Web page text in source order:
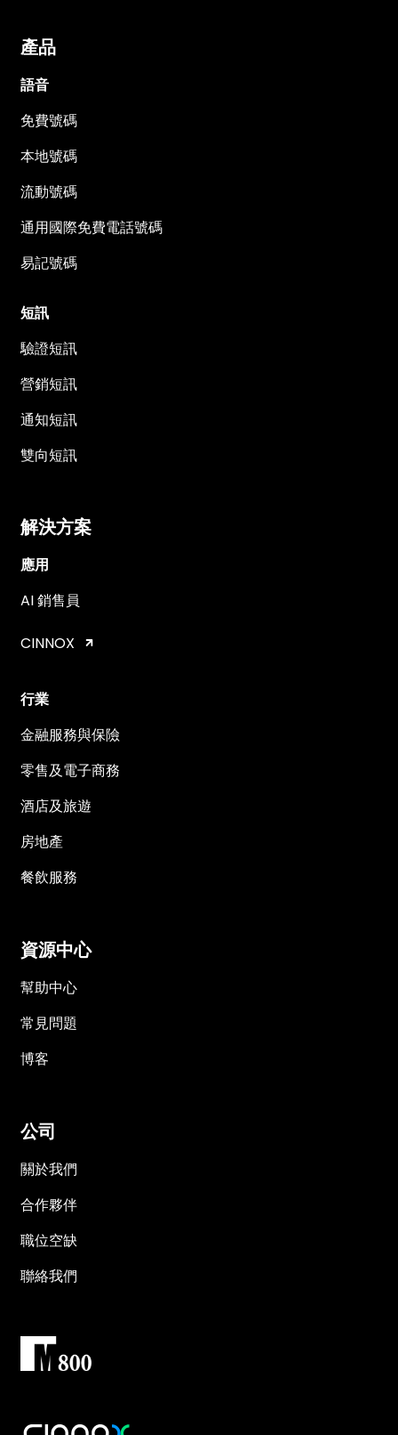
產品
語音
免費號碼
本地號碼
流動號碼
通用國際免費電話號碼
易記號碼
短訊
驗證短訊
營銷短訊
通知短訊
雙向短訊
解決方案
應用
AI 銷售員
CINNOX
行業
金融服務與保險
零售及電子商務
酒店及旅遊
房地產
餐飲服務
資源中心
幫助中心
常見問題
博客
公司
關於我們
合作夥伴
職位空缺
聯絡我們